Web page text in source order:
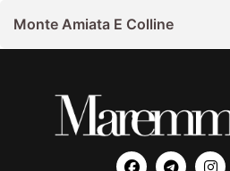
Monte Amiata E Colline